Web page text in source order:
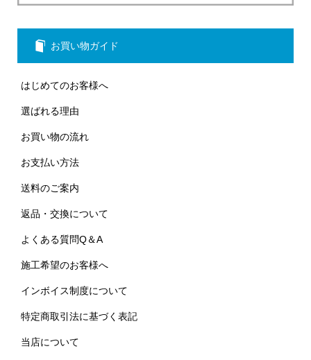
お買い物ガイド
はじめてのお客様へ
選ばれる理由
お買い物の流れ
お支払い方法
送料のご案内
返品・交換について
よくある質問Q＆A
施工希望のお客様へ
インボイス制度について
特定商取引法に基づく表記
当店について